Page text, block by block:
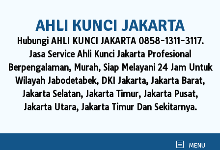
AHLI KUNCI JAKARTA
Hubungi AHLI KUNCI JAKARTA 0858-1311-3117.
Jasa Service Ahli Kunci Jakarta Profesional
Berpengalaman, Murah, Siap Melayani 24 Jam Untuk
Wilayah Jabodetabek, DKI Jakarta, Jakarta Barat,
Jakarta Selatan, Jakarta Timur, Jakarta Pusat,
Jakarta Utara, Jakarta Timur Dan Sekitarnya.
MENU